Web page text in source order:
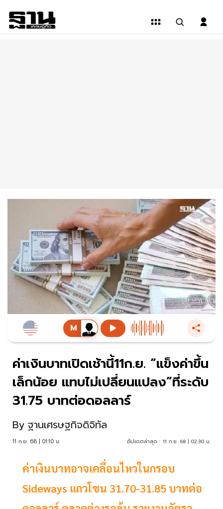
ค่าเงินบาทเปิดเช้านี้11ก.ย. “แข็งค่าขึ้น
เล็กน้อย แทบไม่เปลี่ยนแปลง”ที่ระดับ
31.75 บาทต่อดอลลาร์
By ฐานเศรษฐกิจดิจิทัล
11 ก.ย. 68 | 01:10 น. อัปเดตล่าสุด : 11 ก.ย. 68 | 02:30 น.
ค่าเงินบาทอาจเคลื่อนไหวในกรอบ
Sideways แถวโซน 31.70-31.85 บาทต่อ